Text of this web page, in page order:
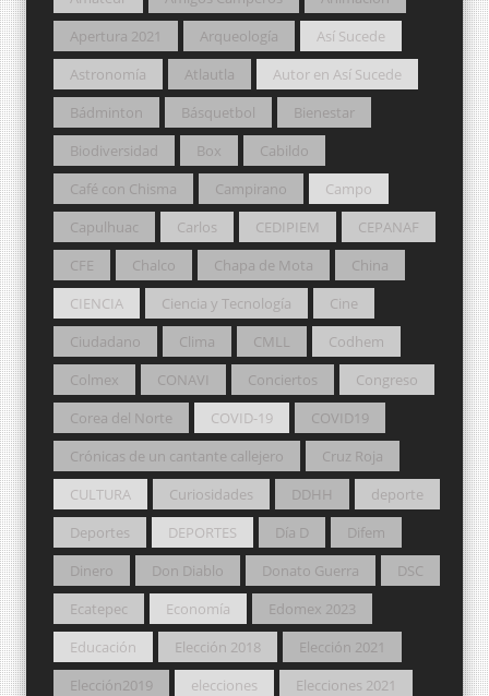
Apertura 2021
Arqueología
Así Sucede
Astronomía
Atlautla
Autor en Así Sucede
Bádminton
Básquetbol
Bienestar
Biodiversidad
Box
Cabildo
Café con Chisma
Campirano
Campo
Capulhuac
Carlos CEDIPIEM
CEPANAF
CFE
Chalco Chapa de Mota
China
CIENCIA
Ciencia y Tecnología
Cine
Ciudadano
Clima CMLL
Codhem
Colmex
CONAVI Conciertos
Congreso
Corea del Norte
COVID-19
COVID19
Crónicas de un cantante callejero
Cruz Roja
CULTURA
Curiosidades DDHH
deporte
Deportes
DEPORTES Día D
Difem
Dinero
Don Diablo Donato Guerra
DSC
Ecatepec
Economía
Edomex 2023
Educación
Elección 2018
Elección 2021
Elección2019
elecciones
Elecciones 2021